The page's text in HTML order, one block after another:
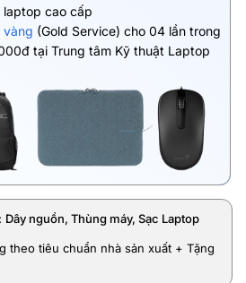
laptop cao cấp
vàng (Gold Service) cho 04 lần trong
tại Trung tâm Kỹ thuật Laptop
Dây nguồn, Thùng máy, Sạc Laptop
theo tiêu chuẩn nhà sản xuất + Tặng